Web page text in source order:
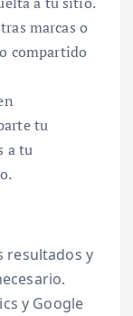
marcas o
compartido
tu
a tu
resultados y
y Google